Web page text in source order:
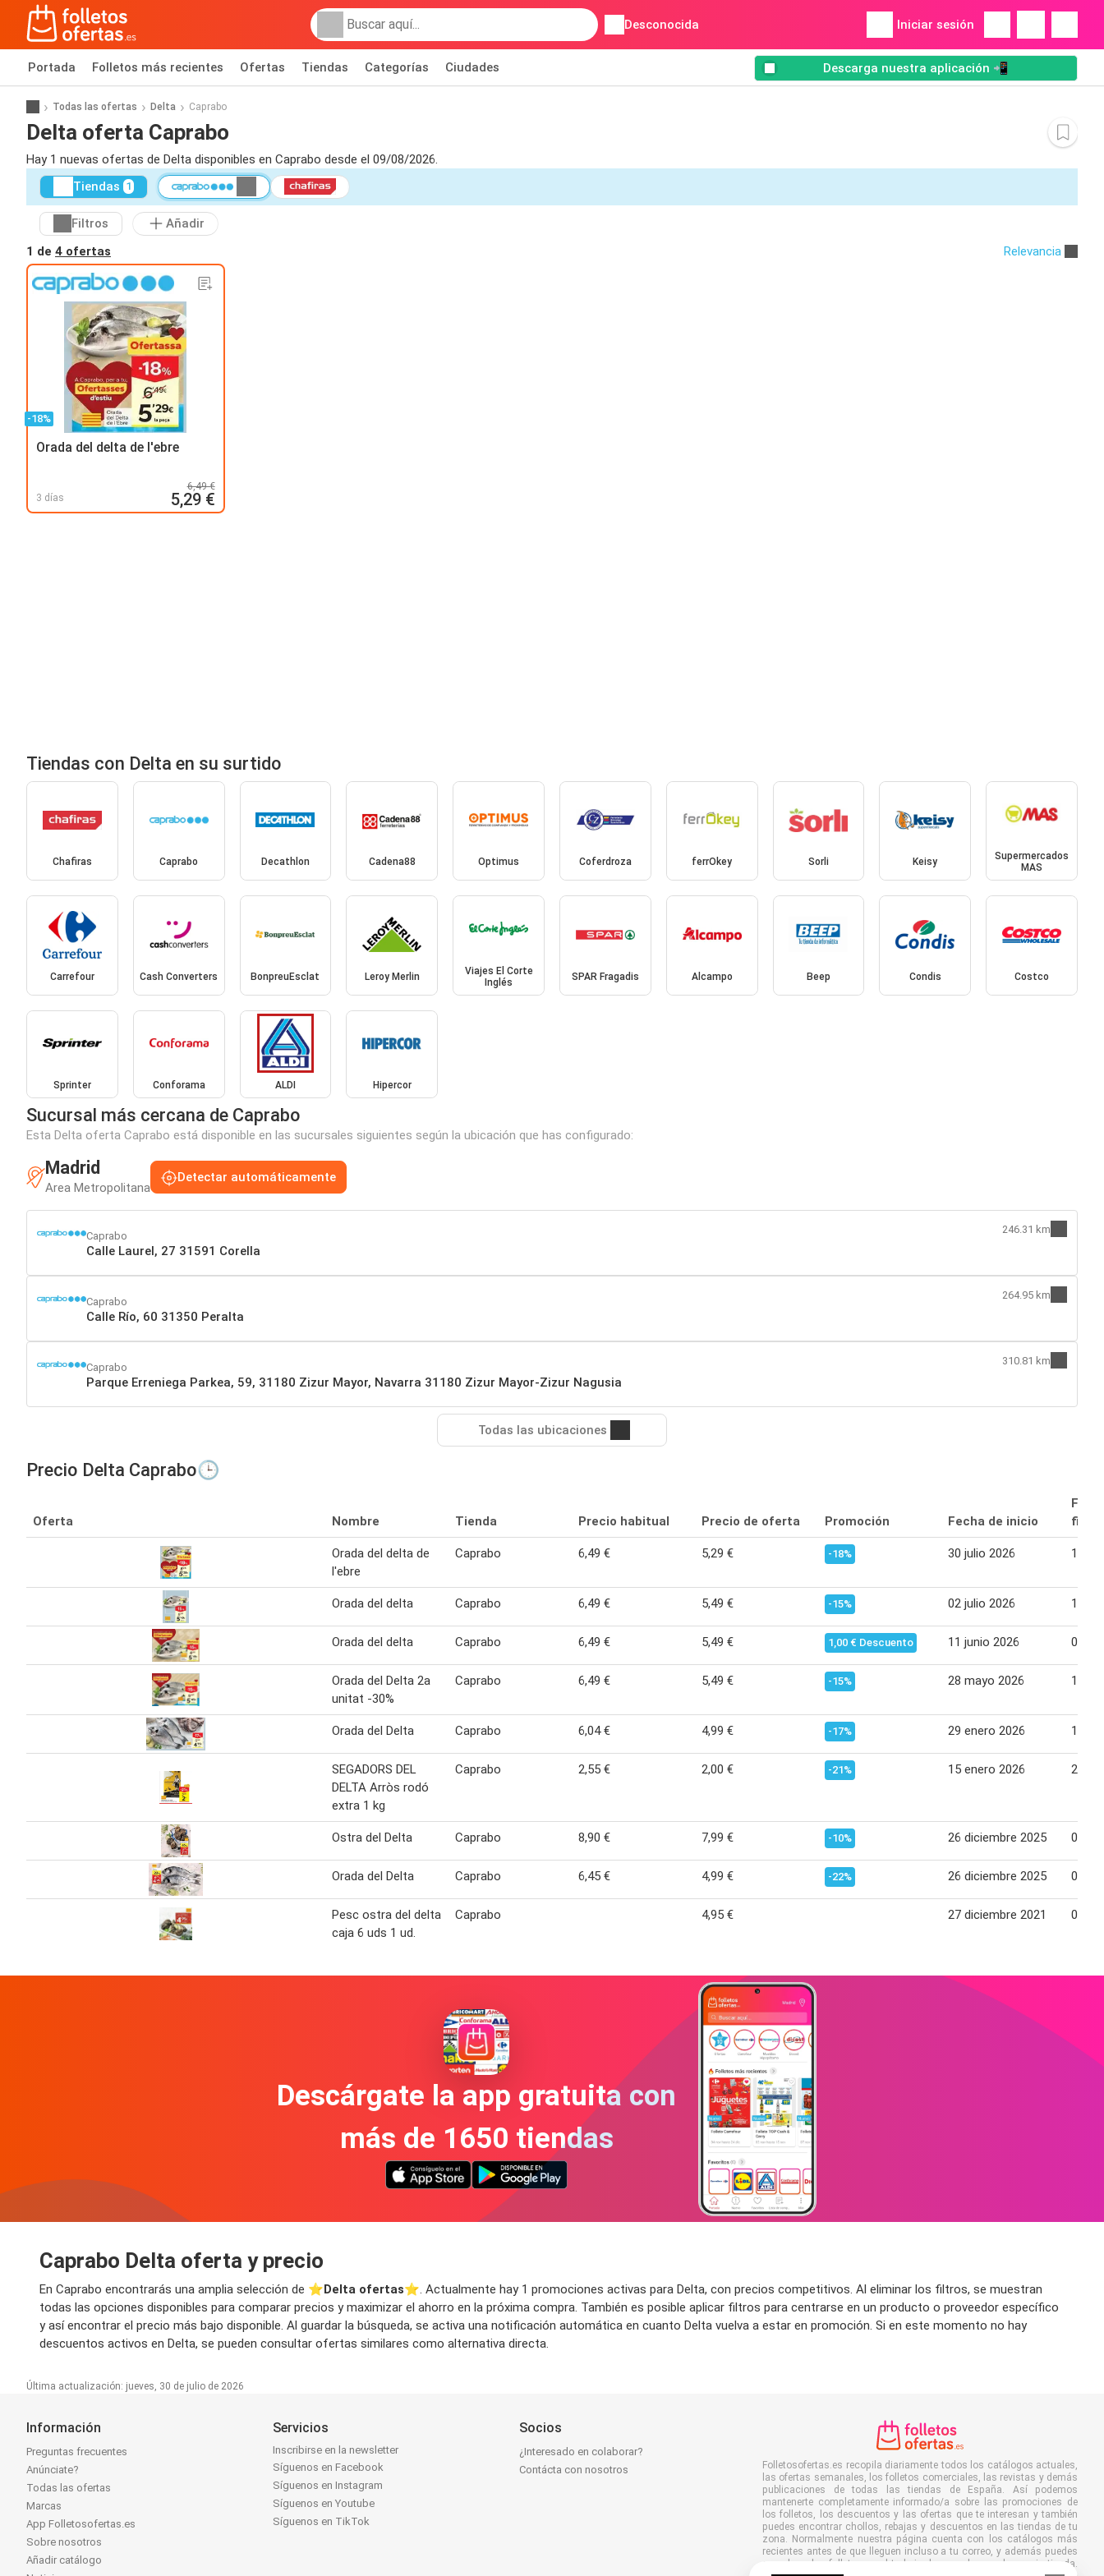
Desconocida Iniciar sesión
Portada Folletos más recientes Ofertas Tiendas Categorías Ciudades Descarga nuestra aplicación 📲
Todas las ofertas Delta Caprabo
Delta oferta Caprabo
Hay 1 nuevas ofertas de Delta disponibles en Caprabo desde el 09/08/2026.
Tiendas 1
Filtros
Añadir
1 de 4 ofertas Relevancia
-18%
Orada del delta de l'ebre
3 días
6,49 €
5,29 €
Tiendas con Delta en su surtido
Chafiras Caprabo Decathlon Cadena88 Optimus Coferdroza ferrOkey Sorli Keisy
Supermercados
MAS
Carrefour Cash Converters BonpreuEsclat Leroy Merlin
Viajes El Corte
Inglés
SPAR Fragadis Alcampo Beep Condis Costco
Sprinter Conforama ALDI Hipercor
Sucursal más cercana de Caprabo
Esta Delta oferta Caprabo está disponible en las sucursales siguientes según la ubicación que has configurado:
Madrid
Area Metropolitana
Detectar automáticamente
Caprabo
Calle Laurel, 27 31591 Corella
246.31 km
Caprabo
Calle Río, 60 31350 Peralta
264.95 km
Caprabo
Parque Erreniega Parkea, 59, 31180 Zizur Mayor, Navarra 31180 Zizur Mayor-Zizur Nagusia
310.81 km
Todas las ubicaciones
Precio Delta Caprabo🕒
Oferta Nombre Tienda Precio habitual Precio de oferta Promoción Fecha de inicio
Orada del delta de
l'ebre
Caprabo 6,49 € 5,29 € -18% 30 julio 2026 12
Orada del delta Caprabo 6,49 € 5,49 € -15% 02 julio 2026 15
Orada del delta Caprabo 6,49 € 5,49 € 1,00 € Descuento 11 junio 2026 01
Orada del Delta 2a
unitat -30%
Caprabo 6,49 € 5,49 € -15% 28 mayo 2026 10
Orada del Delta Caprabo 6,04 € 4,99 € -17% 29 enero 2026 11
SEGADORS DEL
DELTA Arròs rodó
extra 1 kg
Caprabo 2,55 € 2,00 € -21% 15 enero 2026 28
Ostra del Delta Caprabo 8,90 € 7,99 € -10% 26 diciembre 2025 04
Orada del Delta Caprabo 6,45 € 4,99 € -22% 26 diciembre 2025 04
Pesc ostra del delta
caja 6 uds 1 ud.
Caprabo 4,95 € 27 diciembre 2021 02
Descárgate la app gratuita con
más de 1650 tiendas
Caprabo Delta oferta y precio
En Caprabo encontrarás una amplia selección de ⭐️Delta ofertas⭐️. Actualmente hay 1 promociones activas para Delta, con precios competitivos. Al eliminar los filtros, se muestran
todas las opciones disponibles para comparar precios y maximizar el ahorro en la próxima compra. También es posible aplicar filtros para centrarse en un producto o proveedor específico
y así encontrar el precio más bajo disponible. Al guardar la búsqueda, se activa una notificación automática en cuanto Delta vuelva a estar en promoción. Si en este momento no hay
descuentos activos en Delta, se pueden consultar ofertas similares como alternativa directa.
Última actualización: jueves, 30 de julio de 2026
Información
Preguntas frecuentes
Anúnciate?
Todas las ofertas
Marcas
App Folletosofertas.es
Sobre nosotros
Añadir catálogo
Servicios
Inscribirse en la newsletter
Síguenos en Facebook
Síguenos en Instagram
Síguenos en Youtube
Síguenos en TikTok
Socios
¿Interesado en colaborar?
Contácta con nosotros
Folletosofertas.es recopila diariamente todos los catálogos actuales,
las ofertas semanales, los folletos comerciales, las revistas y demás
publicaciones de todas las tiendas de España. Así podemos
mantenerte completamente informado/a sobre las promociones de
los folletos, los descuentos y las ofertas que te interesan y también
puedes encontrar chollos, rebajas y descuentos en las tiendas de tu
zona. Normalmente nuestra página cuenta con los catálogos más
recientes antes de que lleguen incluso a tu correo, y además puedes
acceder a los folletos en el trabajo, la escuela o en la propia tienda.